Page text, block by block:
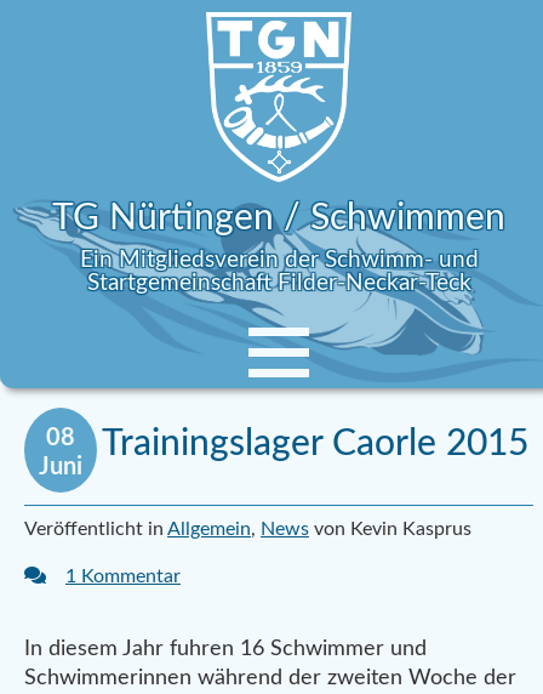
TG Nürtingen / Schwimmen
Ein Mitgliedsverein der Schwimm- und
Startgemeinschaft Filder-Neckar-Teck
08
Juni
Trainingslager Caorle 2015
Veröffentlicht in Allgemein, News von Kevin Kasprus
1 Kommentar
In diesem Jahr fuhren 16 Schwimmer und
Schwimmerinnen während der zweiten Woche der